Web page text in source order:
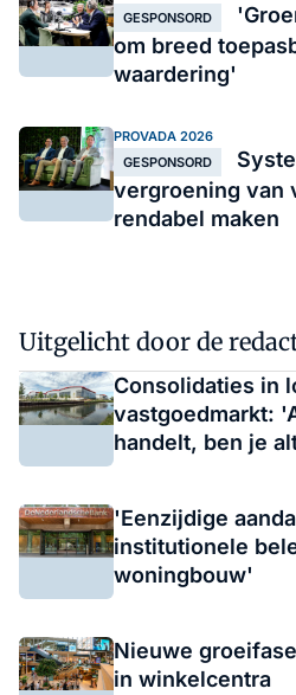
GESPONSORD
om breed
waardering'
PROVADA 2026
GESPONSORD
vergroening van
rendabel maken
Uitgelicht door de
Consolidaties in
vastgoedmarkt:
handelt, ben je
'Eenzijdige
institutionele
woningbouw'
Nieuwe
in winkelcentra